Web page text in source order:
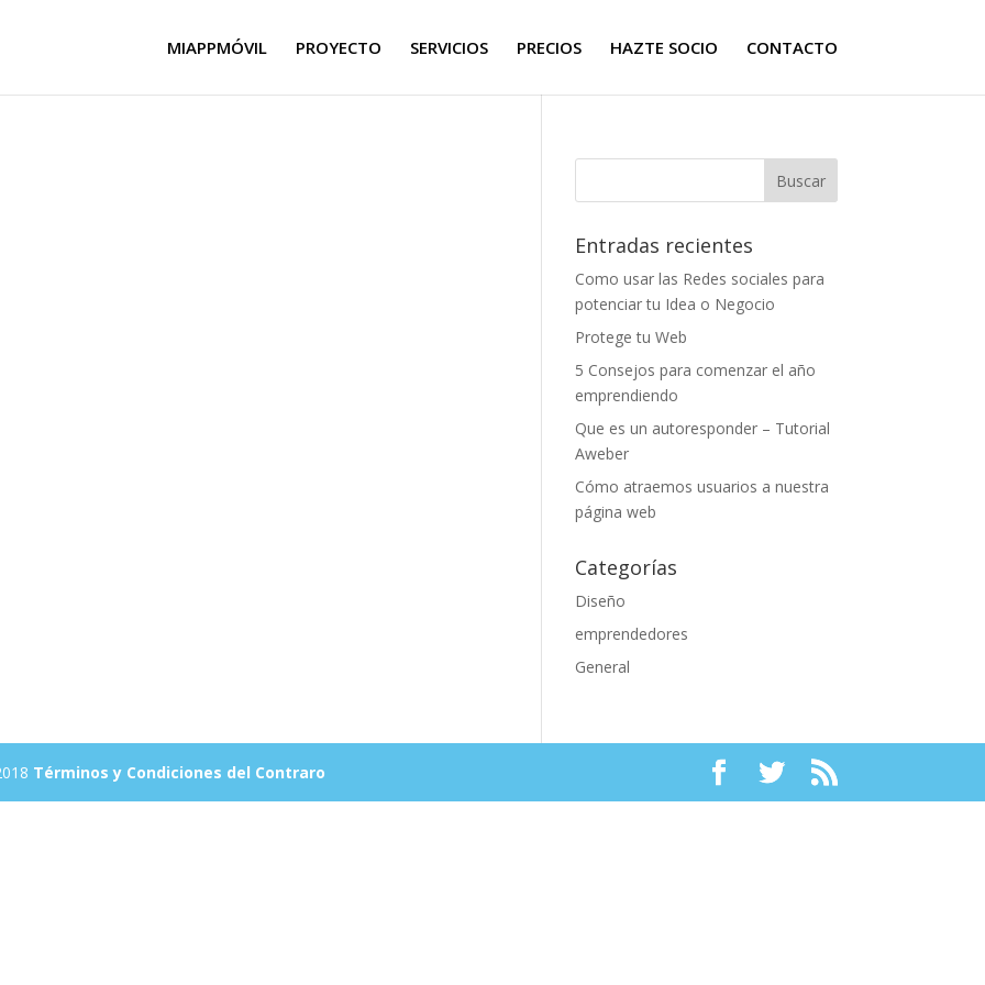
MIAPPMÓVIL PROYECTO SERVICIOS PRECIOS HAZTE SOCIO CONTACTO
Entradas recientes
Como usar las Redes sociales para
potenciar tu Idea o Negocio
Protege tu Web
5 Consejos para comenzar el año
emprendiendo
Que es un autoresponder – Tutorial
Aweber
Cómo atraemos usuarios a nuestra
página web
Categorías
Diseño
emprendedores
General
Términos y Condiciones del Contraro